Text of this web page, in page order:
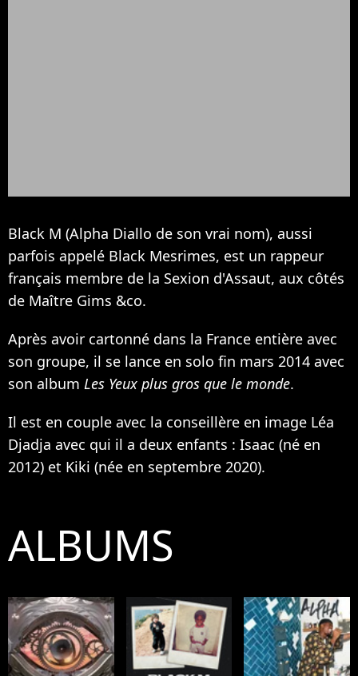
Black M (Alpha Diallo de son vrai nom), aussi
parfois appelé Black Mesrimes, est un rappeur
français membre de la Sexion d'Assaut, aux côtés
de Maître Gims &co.
Après avoir cartonné dans la France entière avec
son groupe, il se lance en solo fin mars 2014 avec
son album Les Yeux plus gros que le monde.
Il est en couple avec la conseillère en image Léa
Djadja avec qui il a deux enfants : Isaac (né en
2012) et Kiki (née en septembre 2020).
ALBUMS